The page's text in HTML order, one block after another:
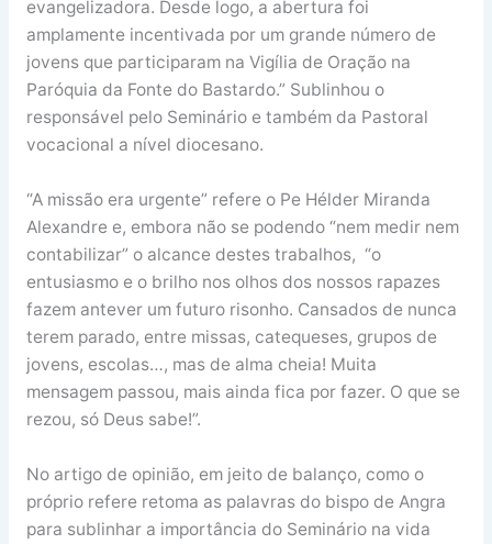
evangelizadora. Desde logo, a abertura foi
amplamente incentivada por um grande número de
jovens que participaram na Vigília de Oração na
Paróquia da Fonte do Bastardo.” Sublinhou o
responsável pelo Seminário e também da Pastoral
vocacional a nível diocesano.
“A missão era urgente” refere o Pe Hélder Miranda
Alexandre e, embora não se podendo “nem medir nem
contabilizar” o alcance destes trabalhos, “o
entusiasmo e o brilho nos olhos dos nossos rapazes
fazem antever um futuro risonho. Cansados de nunca
terem parado, entre missas, catequeses, grupos de
jovens, escolas…, mas de alma cheia! Muita
mensagem passou, mais ainda fica por fazer. O que se
rezou, só Deus sabe!”.
No artigo de opinião, em jeito de balanço, como o
próprio refere retoma as palavras do bispo de Angra
para sublinhar a importância do Seminário na vida